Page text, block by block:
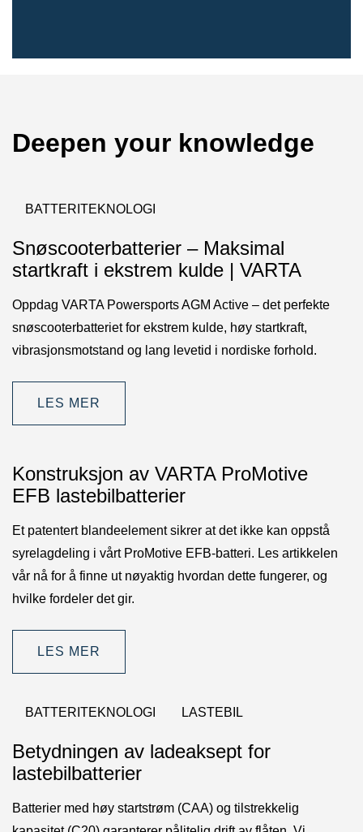
Deepen your knowledge
BATTERITEKNOLOGI
Snøscooterbatterier – Maksimal
startkraft i ekstrem kulde | VARTA
Oppdag VARTA Powersports AGM Active – det perfekte
snøscooterbatteriet for ekstrem kulde, høy startkraft,
vibrasjonsmotstand og lang levetid i nordiske forhold.
LES MER
Konstruksjon av VARTA ProMotive
EFB lastebilbatterier
Et patentert blandeelement sikrer at det ikke kan oppstå
syrelagdeling i vårt ProMotive EFB-batteri. Les artikkelen
vår nå for å finne ut nøyaktig hvordan dette fungerer, og
hvilke fordeler det gir.
LES MER
BATTERITEKNOLOGI LASTEBIL
Betydningen av ladeaksept for
lastebilbatterier
Batterier med høy startstrøm (CAA) og tilstrekkelig